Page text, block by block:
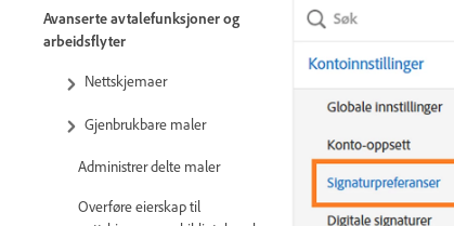
Avanserte avtalefunksjoner og
arbeidsflyter
Nettskjemaer
Gjenbrukbare maler
Administrer delte maler
Overføre eierskap til